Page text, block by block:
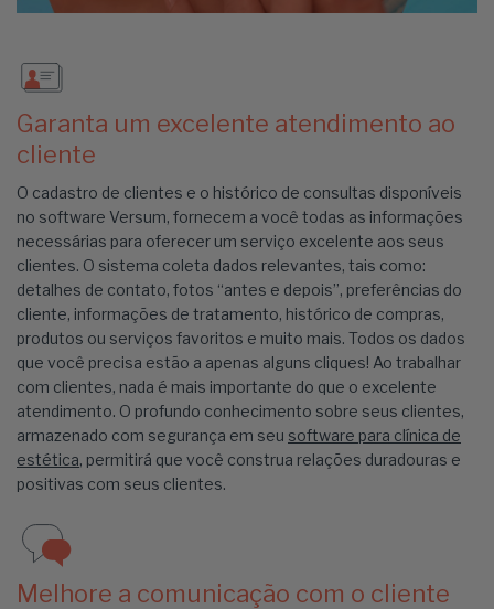
Garanta um excelente atendimento ao
cliente
O cadastro de clientes e o histórico de consultas disponíveis
no software Versum, fornecem a você todas as informações
necessárias para oferecer um serviço excelente aos seus
clientes. O sistema coleta dados relevantes, tais como:
detalhes de contato, fotos “antes e depois”, preferências do
cliente, informações de tratamento, histórico de compras,
produtos ou serviços favoritos e muito mais. Todos os dados
que você precisa estão a apenas alguns cliques! Ao trabalhar
com clientes, nada é mais importante do que o excelente
atendimento. O profundo conhecimento sobre seus clientes,
armazenado com segurança em seu software para clínica de
estética, permitirá que você construa relações duradouras e
positivas com seus clientes.
Melhore a comunicação com o cliente